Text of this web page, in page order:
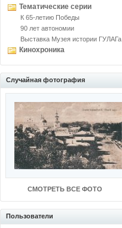
Тематические серии
К 65-летию Победы
90 лет автономии
Выставка Музея истории ГУЛАГа
Кинохроника
Случайная фотография
СМОТРЕТЬ ВСЕ ФОТО
Пользователи